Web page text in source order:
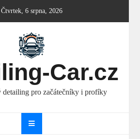
Čtvrtek, 6 srpna, 2026
Car.cz
pro začátečníky i profíky